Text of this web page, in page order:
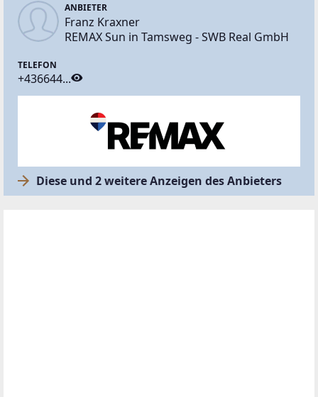
ANBIETER
Franz Kraxner
REMAX Sun in Tamsweg - SWB Real GmbH
TELEFON
+436644...
Diese und 2 weitere Anzeigen des Anbieters